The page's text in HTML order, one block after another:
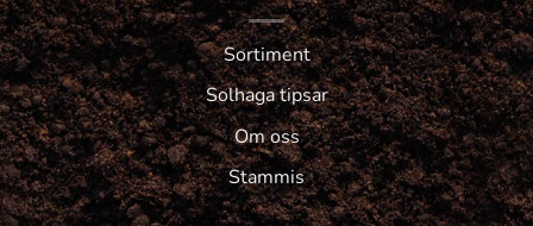
Sortiment
Solhaga tipsar
Om oss
Stammis